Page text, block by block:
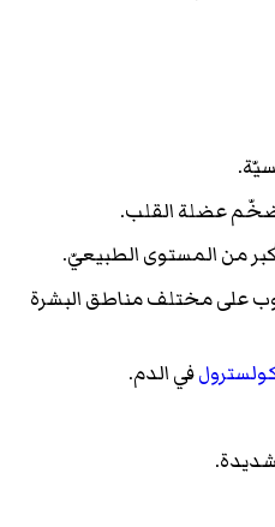
عضلة القلب.
من المستوى الطبيعيّ.
على مختلف مناطق البشرة
في الدم.